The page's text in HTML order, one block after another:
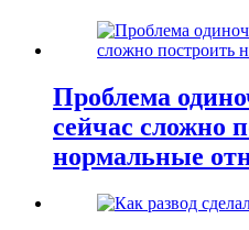
Проблема
сейчас сложно
нормальные